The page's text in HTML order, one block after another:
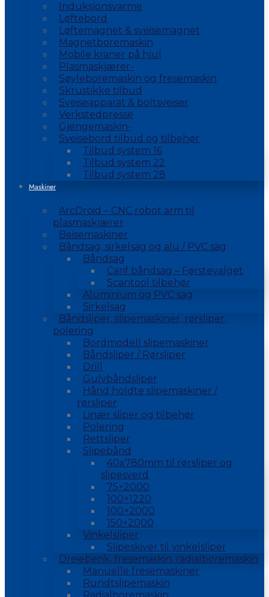
Induksjonsvarme
Løftebord
Løftemagnet & sveisemagnet
Magnetboremaskin
Mobile kraner på hjul
Plasmaskjærer-
Søyleboremaskin og fresemaskin
Skrustikke tilbud
Sveiseapparat & boltsveiser
Verkstedpresse
Gjengemaskin-
Sveisebord tilbud og tilbehør
Tilbud system 16
Tilbud system 22
Tilbud system 28
Maskiner
ArcDroid – CNC robot arm til
plasmaskjærer
Beisemaskiner
Båndsag, sirkelsag og alu / PVC sag
Båndsag
Carif båndsag – Førstevalget
Scantool tilbehør
Aluminium og PVC sag
Sirkelsag
Båndsliper, slipemaskiner, rørsliper,
polering
Bordmodell slipemaskiner
Båndsliper / Rørsliper
Drill
Gulvbåndsliper
Hånd holdte slipemaskiner /
rørsliper
Linær sliper og tilbehør
Polering
Rettsliper
Slipebånd
40x780mm til rørsliper og
slipesverd
75×2000
100×1220
100×2000
150×2000
Vinkelsliper
Slipeskiver til vinkelsliper
Dreiebenk, fresemaskin, radialboremaskin
Manuelle fresemaskiner
Rundtslipemaskin